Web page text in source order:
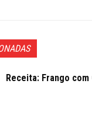
Receita: Frango com